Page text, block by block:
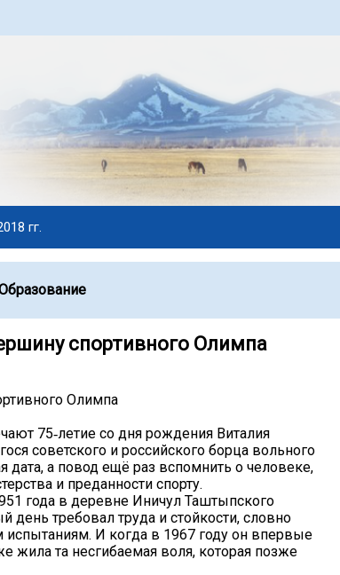
гг.
спортивного Олимпа
Олимпа
75‑летие со дня рождения Виталия
советского и российского борца вольного
дата, а повод ещё раз вспомнить о человеке,
и преданности спорту.
года в деревне Иничул Таштыпского
день требовал труда и стойкости, словно
И когда в 1967 году он впервые
та несгибаемая воля, которая позже